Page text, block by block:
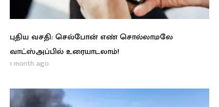
புதிய வசதி: செல்போன் எண் சொல்லாமலே
வாட்ஸ்அப்பில் உரையாடலாம்!
1 month ago